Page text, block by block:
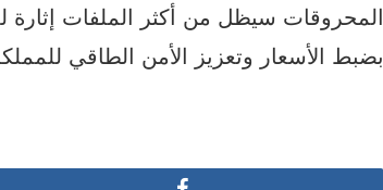
المحروقات سيظل من أكثر الملفات
بضبط الأسعار وتعزيز الأمن الطاقي